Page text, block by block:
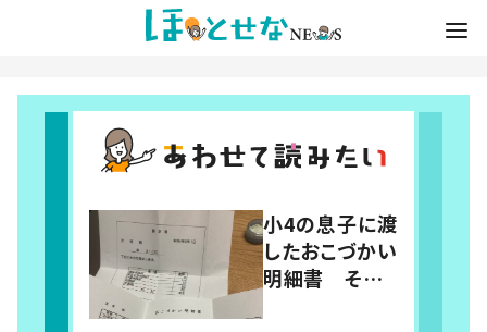
小4の息子に渡
したおこづかい
明細書 その